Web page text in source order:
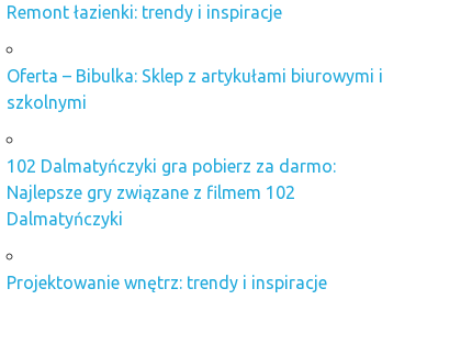
Remont łazienki: trendy i inspiracje
Oferta – Bibulka: Sklep z artykułami biurowymi i
szkolnymi
102 Dalmatyńczyki gra pobierz za darmo:
Najlepsze gry związane z filmem 102
Dalmatyńczyki
Projektowanie wnętrz: trendy i inspiracje